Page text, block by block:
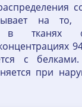
на то,
в тканях
с
при